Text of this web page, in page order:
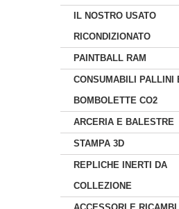
IL NOSTRO USATO
RICONDIZIONATO
PAINTBALL RAM
CONSUMABILI PALLINI
BOMBOLETTE CO2
ARCERIA E BALESTRE
STAMPA 3D
REPLICHE INERTI DA
COLLEZIONE